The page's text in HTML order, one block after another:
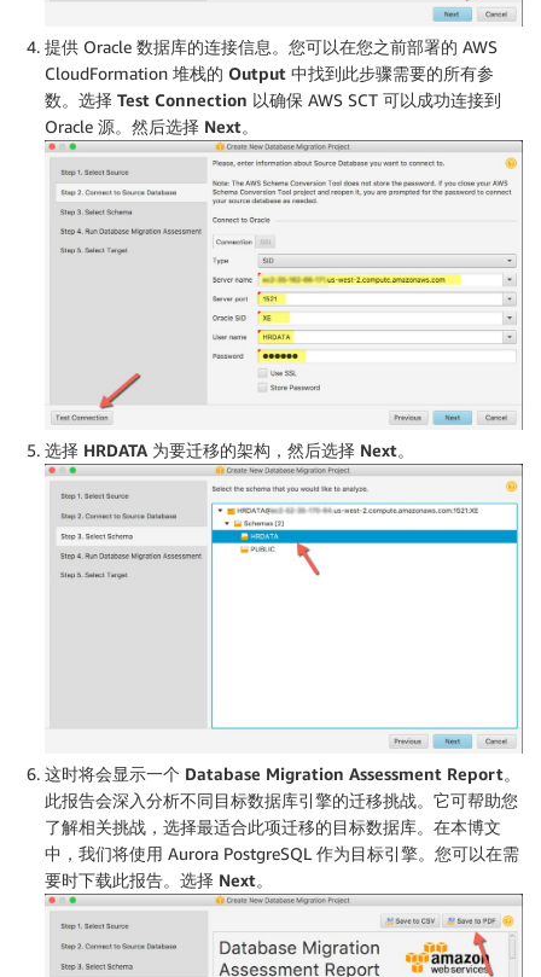
提供 Oracle 数据库的连接信息。您可以在您之前部署的 AWS
CloudFormation 堆栈的 Output 中找到此步骤需要的所有参
数。选择 Test Connection 以确保 AWS SCT 可以成功连接到
Oracle 源。然后选择 Next。
选择 HRDATA 为要迁移的架构，然后选择 Next。
这时将会显示一个 Database Migration Assessment Report。
此报告会深入分析不同目标数据库引擎的迁移挑战。它可帮助您
了解相关挑战，选择最适合此项迁移的目标数据库。在本博文
中，我们将使用 Aurora PostgreSQL 作为目标引擎。您可以在需
要时下载此报告。选择 Next。